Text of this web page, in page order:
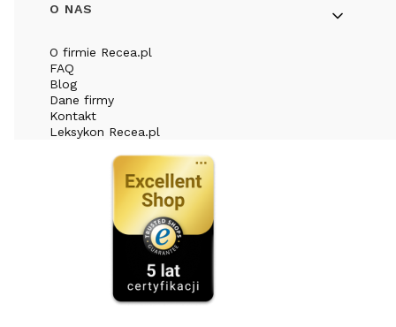
O NAS
O firmie Recea.pl
FAQ
Blog
Dane firmy
Kontakt
Leksykon Recea.pl